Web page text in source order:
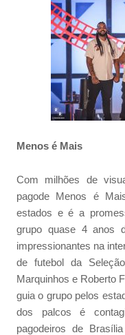
Menos é Mais
Com milhões de
pagode Menos é
estados e é a
grupo quase 4 anos
impressionantes na
de futebol da
Marquinhos e Roberto
guia o grupo pelos
dos palcos é
pagodeiros de